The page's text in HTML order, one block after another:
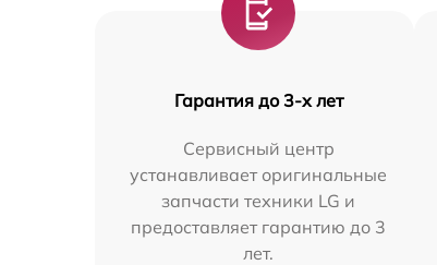
Гарантия до 3-х лет
Сервисный центр
устанавливает оригинальные
запчасти техники LG и
предоставляет гарантию до 3
лет.